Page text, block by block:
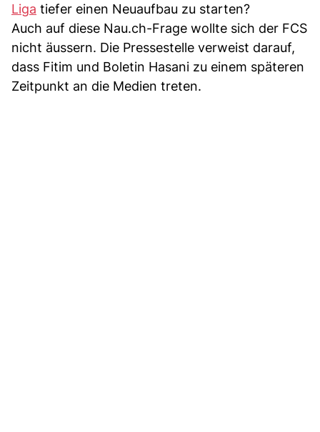
Liga tiefer einen Neuaufbau zu starten?
Auch auf diese Nau.ch-Frage wollte sich der FCS
nicht äussern. Die Pressestelle verweist darauf,
dass Fitim und Boletin Hasani zu einem späteren
Zeitpunkt an die Medien treten.